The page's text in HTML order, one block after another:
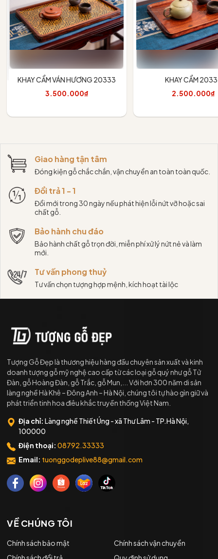
KHAY CẨM VÁN HƯƠNG 20333
3.500.000₫
KHAY CẨM
2.500.000₫
Giao hàng tận tâm
Đóng kiện gỗ chắc chắn, vận chuyển an toàn toàn quốc.
Đổi trả 1 - 1
Đổi mới trong 30 ngày nếu phát hiện lỗi nứt vỡ hoặc sai
chất gỗ.
Bảo hành chu đáo
Bảo hành chất gỗ trọn đời, miễn phí xử lý nứt nẻ và làm
mới.
Tư vấn phong thuỷ
Tư vấn chọn tượng hợp mệnh, kích hoạt tài lộc
Tượng Gỗ Đẹp là thương hiệu hàng đầu chuyên sản xuất và kinh
doanh tượng gỗ mỹ nghệ cao cấp từ các loại gỗ quý như gỗ Tử
Đàn, gỗ Hoàng Đàn, gỗ Trắc, gỗ Mun,... Với hơn 300 năm di sản
làng nghề Hà Khê – Đông Anh – Hà Nội, chúng tôi tự hào gìn giữ và
phát triển tinh hoa điêu khắc truyền thống Việt Nam.
Địa chỉ: Làng nghề Thiết Úng - xã Thư Lâm - TP.Hà Nội,
100000
Điện thoại: 08792.33333
Email: tuonggodeplive88@gmail.com
VỀ CHÚNG TÔI
Chính sách bảo mật
Chính sách vận chuyển